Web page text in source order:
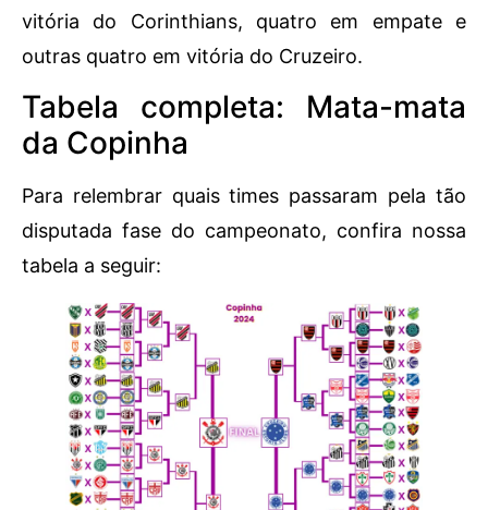
vitória do Corinthians, quatro em empate e
outras quatro em vitória do Cruzeiro.
Tabela completa: Mata-mata
da Copinha
Para relembrar quais times passaram pela tão
disputada fase do campeonato, confira nossa
tabela a seguir: